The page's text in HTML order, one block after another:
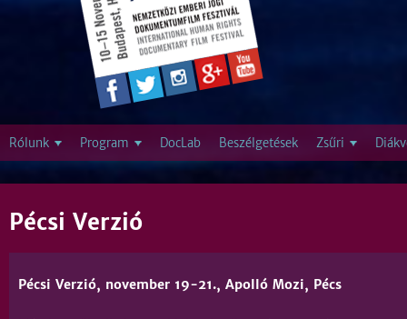
Pécsi Verzió
Pécsi Verzió, november 19-21., Apolló Mozi, Pécs
Rólunk Program DocLab Beszélgetések Zsűri